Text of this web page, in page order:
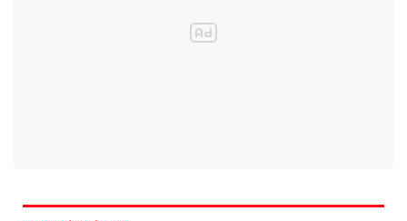
jednotky nyní dobývají východosyrskou Rakku.
Město je hlavním syrským střediskem islamistů.